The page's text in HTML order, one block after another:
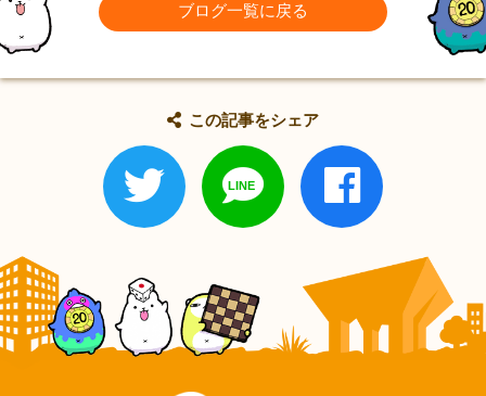
ブログ一覧に戻る
この記事をシェア